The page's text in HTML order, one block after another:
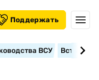
Поддержать
ВСУ